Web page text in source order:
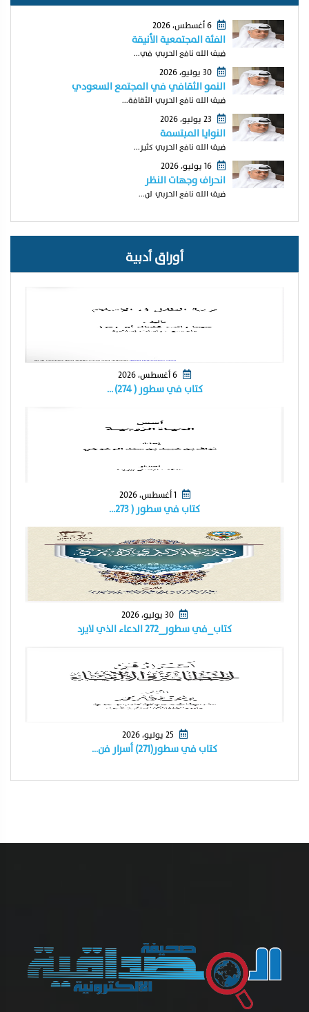
6 أغسطس، 2026
الفئة المجتمعية الأنيقة
ضيف الله نافع الحربي في...
30 يوليو، 2026
النمو الثقافي في المجتمع السعودي
ضيف الله نافع الحربي الثقافة...
النوايا المبتسمة
ضيف الله نافع الحربي كثير...
16 يوليو، 2026
انحراف وجهات النظر
ضيف الله نافع الحربي لن...
أوراق أدبية
كتاب في سطور ( ٢٧٤) …
1 أغسطس، 2026
كتاب في سطور ( ٢٧٣…
كتاب_في سطور_٢٧٢ الدعاء الذي لايرد
كتاب في سطور(٢٧١) أسرار فن…